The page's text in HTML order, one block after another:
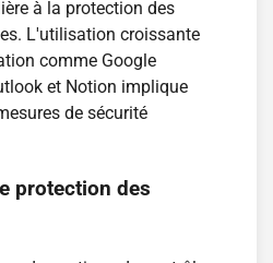
à la protection des
L'utilisation croissante
comme Google
et Notion implique
de sécurité
protection des